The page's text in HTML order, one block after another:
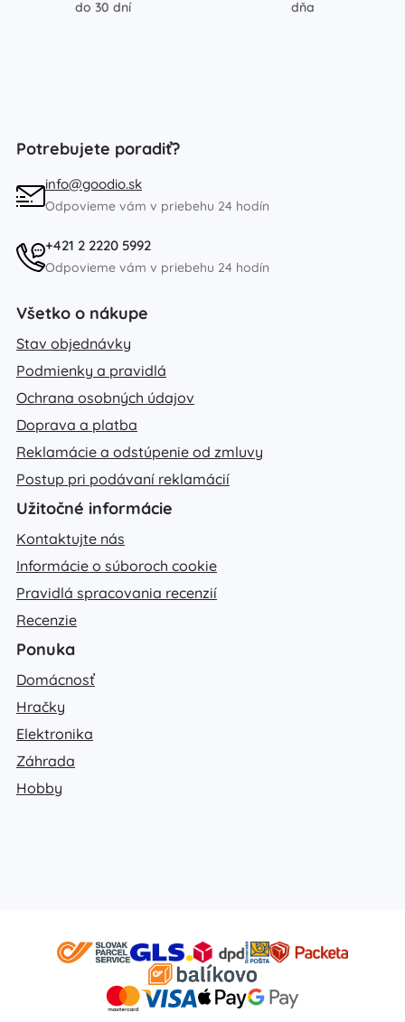
do 30 dní
dňa
Potrebujete poradiť?
info@goodio.sk
Odpovieme vám v priebehu 24 hodín
+421 2 2220 5992
Odpovieme vám v priebehu 24 hodín
Všetko o nákupe
Stav objednávky
Podmienky a pravidlá
Ochrana osobných údajov
Doprava a platba
Reklamácie a odstúpenie od zmluvy
Postup pri podávaní reklamácií
Užitočné informácie
Kontaktujte nás
Informácie o súboroch cookie
Pravidlá spracovania recenzií
Recenzie
Ponuka
Domácnosť
Hračky
Elektronika
Záhrada
Hobby